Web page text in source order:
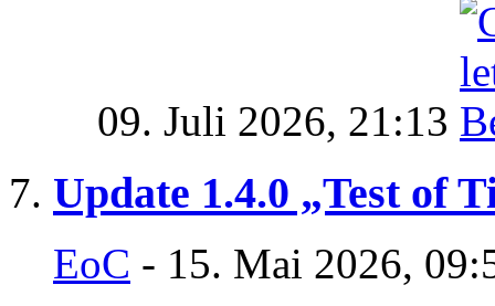
09. Juli 2026, 21:13
Update 1.4.0 „Test of
EoC - 15. Mai 2026,